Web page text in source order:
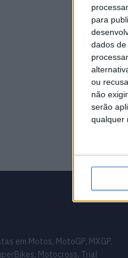
para
dados
ou
não
serão
qualquer
em Motos, MotoGP, MXGP,
Motocross, Trial